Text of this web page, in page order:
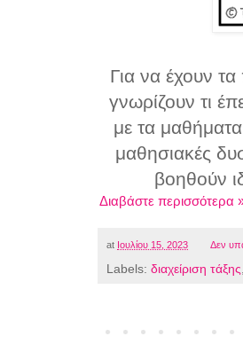
Για να έχουν
γνωρίζουν τι
με τα
μαθησιακές
βοηθούν
Διαβάστε περισσότερα
at Ιουλίου 15, 2023 Δεν
Labels: διαχείριση τάξης